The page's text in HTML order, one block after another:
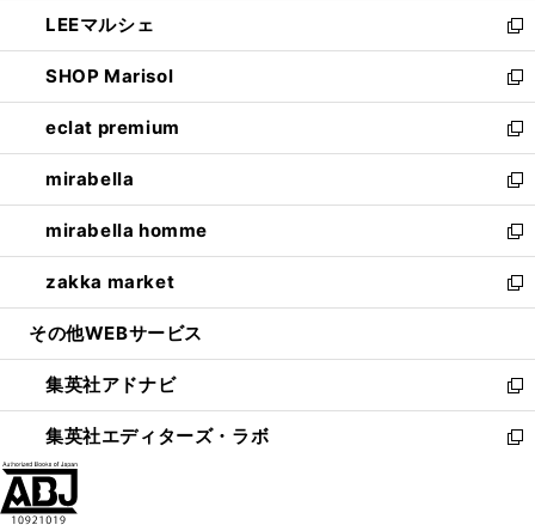
く
で
開
く
ド
ウ
で
開
く
ィ
ン
ド
ウ
で
開
く
い
ウ
ィ
ン
ド
ウ
で
開
く
LEEマルシェ
新
し
い
ウ
ィ
ン
ド
ウ
で
開
く
SHOP Marisol
新
し
い
ウ
ィ
ン
ド
ウ
で
開
eclat premium
新
し
い
ウ
ィ
ン
ド
ウ
開
く
mirabella
新
し
い
ウ
ィ
ン
ウ
で
開
く
mirabella homme
新
し
い
ウ
ン
ド
ウ
で
zakka market
新
し
ウ
ィ
ン
ド
その他WEBサービス
集英社アドナビ
新
し
い
集英社エディターズ・ラボ
新